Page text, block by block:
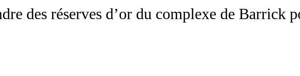
des réserves d’or du complexe de Barrick